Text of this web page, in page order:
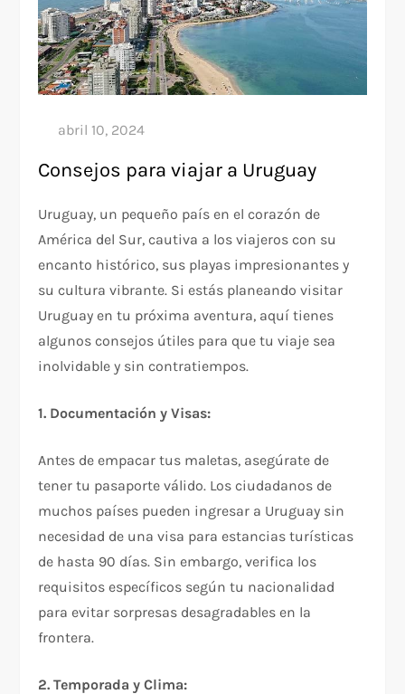
Consejos para viajar a Uruguay
Uruguay, un pequeño país en el corazón de
América del Sur, cautiva a los viajeros con su
encanto histórico, sus playas impresionantes y
su cultura vibrante. Si estás planeando visitar
Uruguay en tu próxima aventura, aquí tienes
algunos consejos útiles para que tu viaje sea
inolvidable y sin contratiempos.
1. Documentación y Visas:
Antes de empacar tus maletas, asegúrate de
tener tu pasaporte válido. Los ciudadanos de
muchos países pueden ingresar a Uruguay sin
necesidad de una visa para estancias turísticas
de hasta 90 días. Sin embargo, verifica los
requisitos específicos según tu nacionalidad
para evitar sorpresas desagradables en la
frontera.
2. Temporada y Clima: